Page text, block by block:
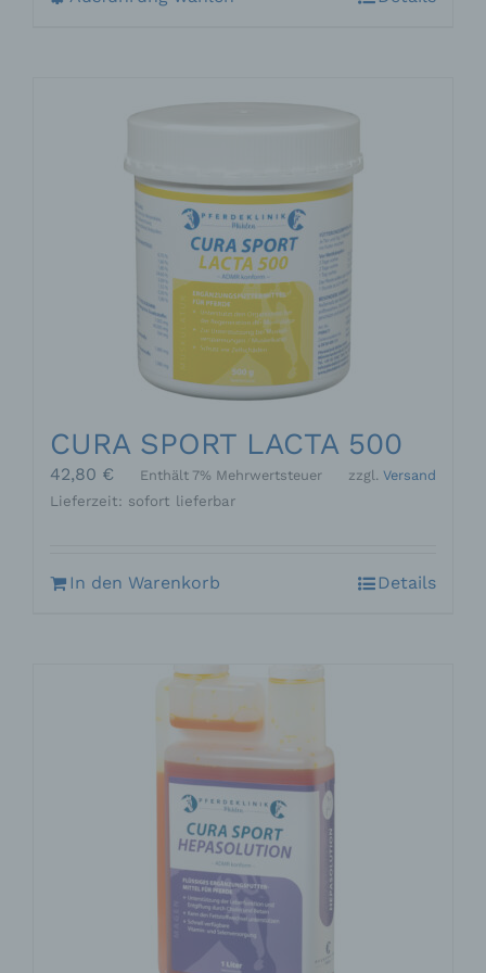
Varianten
Optionen
können
auf
der
Produktseite
gewählt
werden
CURA SPORT LACTA 500
42,80 € Enthält 7% Mehrwertsteuer zzgl. Versand
Lieferzeit: sofort lieferbar
In den Warenkorb Details